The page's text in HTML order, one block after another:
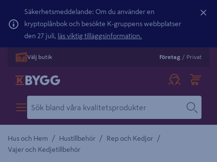
Säkerhetsmeddelande: Om du använder en
kryptoplånbok och besökte K-gruppens webbplatser
den 27 juli, läs viktig tilläggsinformation.
Välj butik Företag / Privat
Hus och Hem / Hustillbehör / Rep och Kedjor /
Vajer och Kedjetillbehör